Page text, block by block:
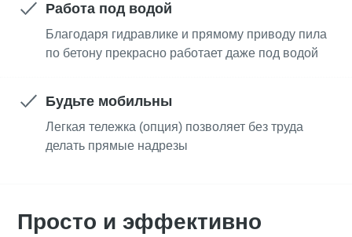
Работа под водой
Благодаря гидравлике и прямому приводу пила
по бетону прекрасно работает даже под водой
Будьте мобильны
Легкая тележка (опция) позволяет без труда
делать прямые надрезы
Просто и эффективно